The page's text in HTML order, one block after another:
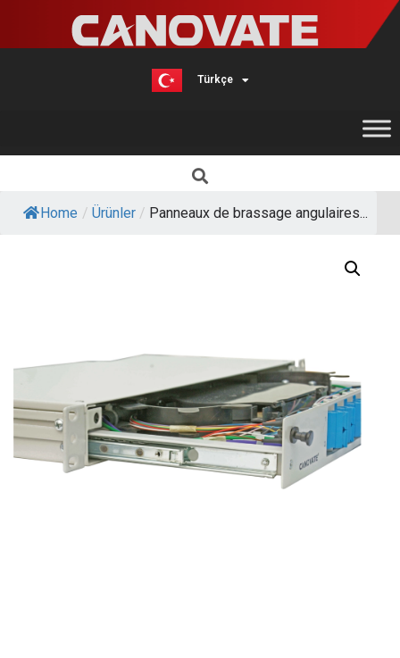
Türkçe
English
Home / Ürünler / Panneaux de brassage angulaires...